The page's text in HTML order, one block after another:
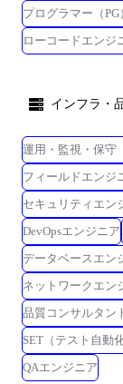
プログラマー（PG
ローコードエンジ
インフラ・
運用・監視・保守
フィールドエンジ
セキュリティエン
DevOpsエンジニア
データベースエン
ネットワークエン
品質コンサルタン
SET（テスト自動
QAエンジニア